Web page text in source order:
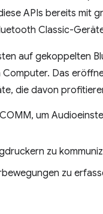
APIs bereits mit
Classic-
auf gekoppelten
Computer. Das
die davon
um
zu
zu